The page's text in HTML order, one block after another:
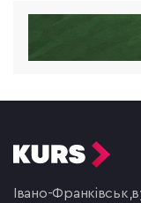
Івано-Франківськ,